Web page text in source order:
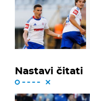
Nastavi čitati